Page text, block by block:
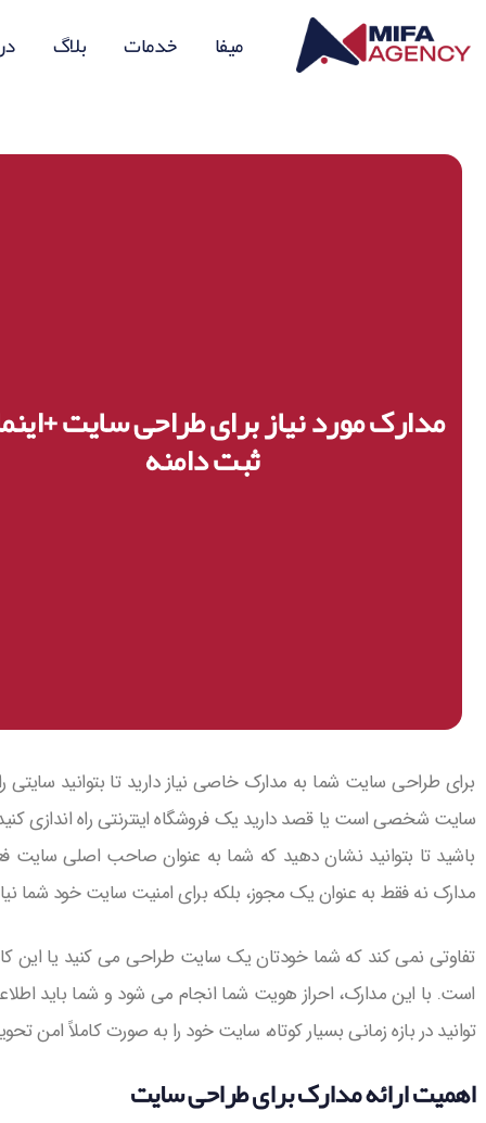
میفا خدمات بلاگ
مدارک مورد نیاز برای طراحی سایت
ثبت دامنه
برای طراحی سایت شما به مدارک خاصی نیاز دارید تا بتوانید
سایت شخصی است یا قصد دارید یک فروشگاه اینترنتی راه اندازی
باشید تا بتوانید نشان دهید که شما به عنوان صاحب اصلی
مدارک نه فقط به عنوان یک مجوز، بلکه برای امنیت سایت خود شما نیاز
تفاوتی نمی کند که شما خودتان یک سایت طراحی می کنید یا این کار
است. با این مدارک، احراز هویت شما انجام می شود و شما باید
توانید در بازه زمانی بسیار کوتاه، سایت خود را به صورت کاملاً امن
اهمیت ارائه مدارک برای طراحی سایت